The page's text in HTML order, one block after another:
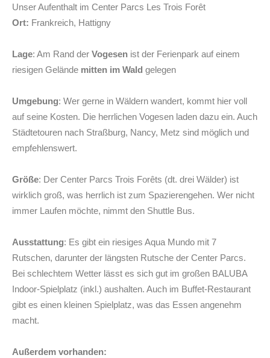
Unser Aufenthalt im Center Parcs Les Trois Forêt
Ort: Frankreich, Hattigny
Lage: Am Rand der Vogesen ist der Ferienpark auf einem
riesigen Gelände mitten im Wald gelegen
Umgebung: Wer gerne in Wäldern wandert, kommt hier voll
auf seine Kosten. Die herrlichen Vogesen laden dazu ein. Auch
Städtetouren nach Straßburg, Nancy, Metz sind möglich und
empfehlenswert.
Größe: Der Center Parcs Trois Forêts (dt. drei Wälder) ist
wirklich groß, was herrlich ist zum Spazierengehen. Wer nicht
immer Laufen möchte, nimmt den Shuttle Bus.
Ausstattung: Es gibt ein riesiges Aqua Mundo mit 7
Rutschen, darunter der längsten Rutsche der Center Parcs.
Bei schlechtem Wetter lässt es sich gut im großen BALUBA
Indoor-Spielplatz (inkl.) aushalten. Auch im Buffet-Restaurant
gibt es einen kleinen Spielplatz, was das Essen angenehm
macht.
Außerdem vorhanden: